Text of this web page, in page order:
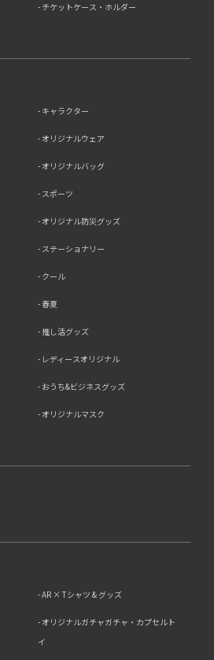
チケットケース・ホルダー
キャラクター
オリジナルウェア
オリジナルバッグ
スポーツ
オリジナル防災グッズ
ステーショナリー
クール
春夏
推し活グッズ
レディースオリジナル
おうち&ビジネスグッズ
オリジナルマスク
AR × Tシャツ & グッズ
オリジナルガチャガチャ・カプセルト
イ